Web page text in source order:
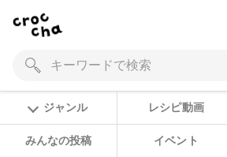
ジャンル レシピ動画
みんなの投稿 イベント